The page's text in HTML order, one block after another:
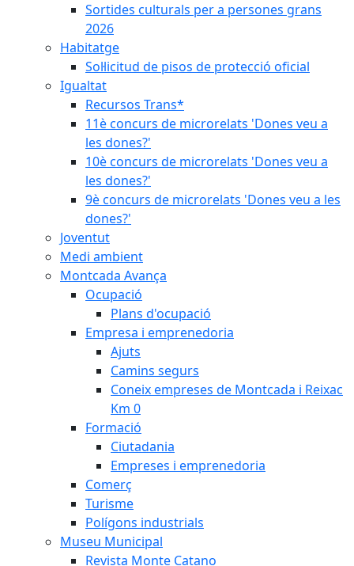
Sortides culturals per a persones grans
2026
Habitatge
Sol·licitud de pisos de protecció oficial
Igualtat
Recursos Trans*
11è concurs de microrelats 'Dones veu a
les dones?'
10è concurs de microrelats 'Dones veu a
les dones?'
9è concurs de microrelats 'Dones veu a les
dones?'
Joventut
Medi ambient
Montcada Avança
Ocupació
Plans d'ocupació
Empresa i emprenedoria
Ajuts
Camins segurs
Coneix empreses de Montcada i Reixac
Km 0
Formació
Ciutadania
Empreses i emprenedoria
Comerç
Turisme
Polígons industrials
Museu Municipal
Revista Monte Catano